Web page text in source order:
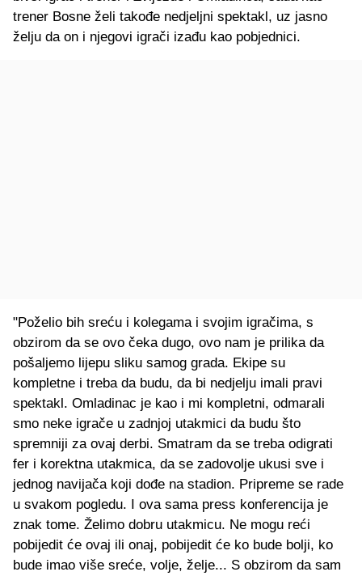
trener Bosne želi takođe nedjeljni spektakl, uz jasno
želju da on i njegovi igrači izađu kao pobjednici.
"Poželio bih sreću i kolegama i svojim igračima, s
obzirom da se ovo čeka dugo, ovo nam je prilika da
pošaljemo lijepu sliku samog grada. Ekipe su
kompletne i treba da budu, da bi nedjelju imali pravi
spektakl. Omladinac je kao i mi kompletni, odmarali
smo neke igrače u zadnjoj utakmici da budu što
spremniji za ovaj derbi. Smatram da se treba odigrati
fer i korektna utakmica, da se zadovolje ukusi sve i
jednog navijača koji dođe na stadion. Pripreme se rade
u svakom pogledu. I ova sama press konferencija je
znak tome. Želimo dobru utakmicu. Ne mogu reći
pobijedit će ovaj ili onaj, pobijedit će ko bude bolji, ko
bude imao više sreće, volje, želje... S obzirom da sam